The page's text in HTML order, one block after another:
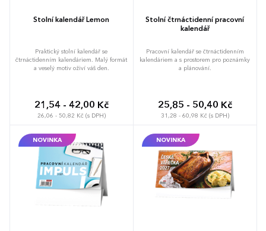
Stolní kalendář Lemon
Praktický stolní kalendář se
čtrnáctidenním kalendáriem. Malý formát
a veselý motiv oživí váš den.
21,54 - 42,00 Kč
26,06 - 50,82 Kč (s DPH)
Stolní čtrnáctidenní pracovní
kalendář
Pracovní kalendář se čtrnáctidenním
kalendáriem a s prostorem pro poznámky
a plánování.
25,85 - 50,40 Kč
31,28 - 60,98 Kč (s DPH)
NOVINKA NOVINKA